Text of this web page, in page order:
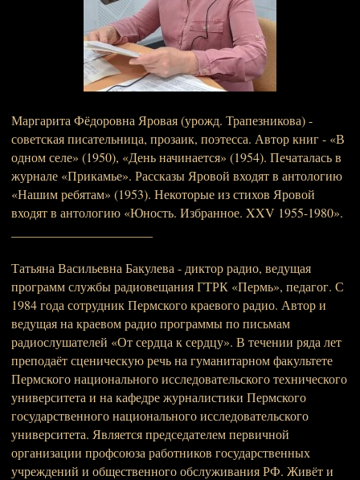
Маргарита Фёдоровна Яровая (урожд. Трапезникова) -
советская писательница, прозаик, поэтесса. Автор книг - «В
одном селе» (1950), «День начинается» (1954). Печаталась в
журнале «Прикамье». Рассказы Яровой входят в антологию
«Нашим ребятам» (1953). Некоторые из стихов Яровой
входят в антологию «Юность. Избранное. XXV 1955-1980».
Татьяна Васильевна Бакулева - диктор радио, ведущая
программ службы радиовещания ГТРК «Пермь», педагог. С
1984 года сотрудник Пермского краевого радио. Автор и
ведущая на краевом радио программы по письмам
радиослушателей «От сердца к сердцу». В течении ряда лет
преподаёт сценическую речь на гуманитарном факультете
Пермского национального исследовательского технического
университета и на кафедре журналистики Пермского
государственного национального исследовательского
университета. Является председателем первичной
организации профсоюза работников государственных
учреждений и общественного обслуживания РФ. Живёт и